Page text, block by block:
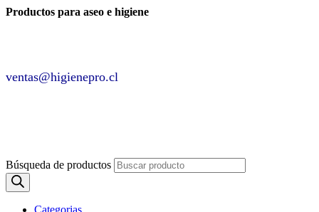
Productos para aseo e higiene
ventas@higienepro.cl
Búsqueda de productos
Categorias